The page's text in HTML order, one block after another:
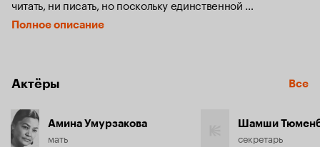
читать, ни писать, но поскольку единственной
возможностью быть в курсе событий является ожидание и
чтение писем с фронта, она занимается самообучением и
ношу сострадания матерям, понимая их горе и пытаясь
его облегчить.
Полное описание
Актёры Все
Амина Умурзакова
мать
Шамши
секретарь